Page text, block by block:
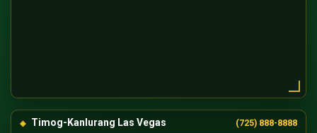
Timog-Kanlurang Las Vegas (725) 888-8888